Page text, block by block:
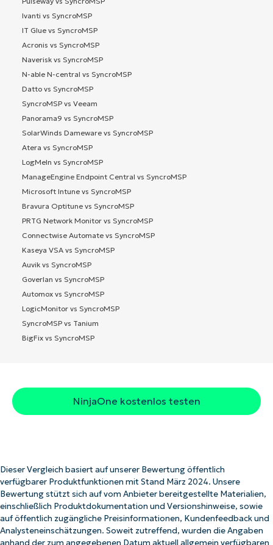
Ivanti vs SyncroMSP
IT Glue vs SyncroMSP
Acronis vs SyncroMSP
Naverisk vs SyncroMSP
N-able N-central vs SyncroMSP
Datto vs SyncroMSP
SyncroMSP vs Veeam
Panorama9 vs SyncroMSP
SolarWinds Dameware vs SyncroMSP
Atera vs SyncroMSP
LogMeIn vs SyncroMSP
ManageEngine Endpoint Central vs SyncroMSP
Microsoft Intune vs SyncroMSP
Bravura Optitune vs SyncroMSP
PRTG Network Monitor vs SyncroMSP
Connectwise Automate vs SyncroMSP
Kaseya VSA vs SyncroMSP
Auvik vs SyncroMSP
Goverlan vs SyncroMSP
Automox vs SyncroMSP
LogicMonitor vs SyncroMSP
SyncroMSP vs Tanium
BigFix vs SyncroMSP
NinjaOne kostenlos testen
Dieser Vergleich basiert auf unserer Bewertung öffentlich
verfügbarer Produktfunktionen mit Stand März 2024. Unsere
Bewertung stützt sich auf vom Anbieter bereitgestellte Materialien,
einschließlich Produktdokumentation und Versionshinweise, sowie
auf öffentlich zugängliche Preisinformationen, Kundenfeedback und
Analysteneinschätzungen. Soweit zutreffend, wurden die Angaben